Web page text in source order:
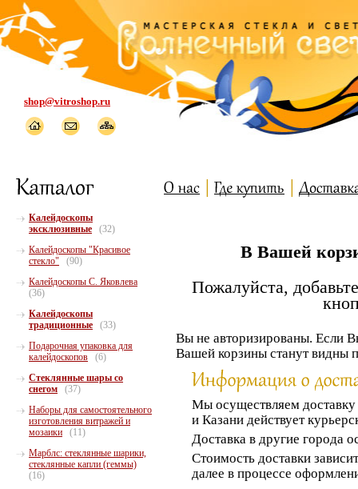
shop@vitroshop.ru
В Вашей
Пожалуйста,
Вы не авторизированы. Если
Вашей корзины станут видны
Мы осуществляем доставку
и Казани действует
Доставка в другие города
Стоимость доставки
далее в процессе
Калейдоскопы
эксклюзивные
(32)
Калейдоскопы "Красивое
стекло"
(90)
Калейдоскопы С. Яковлева
(36)
Калейдоскопы
традиционные
(33)
Подарочная упаковка для
калейдоскопов
(6)
Стеклянные шары со
снегом
(37)
Наборы для самостоятельного
изготовления витражей и
мозаики
(11)
Марблс: стеклянные шарики,
стеклянные капли (геммы)
(16)